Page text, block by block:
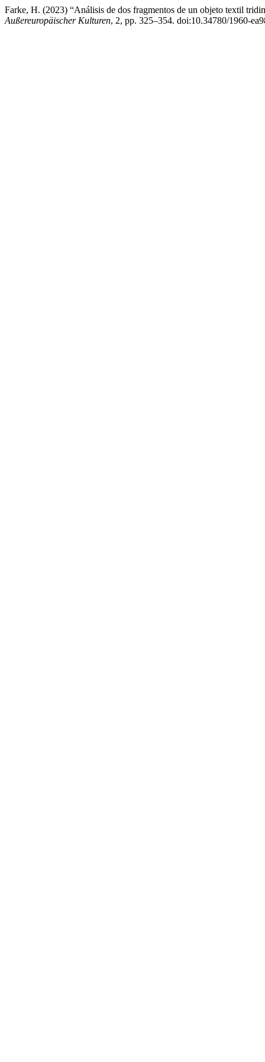
Farke, H. (2023) “Análisis de dos fragmentos de un objeto textil
Außereuropäischer Kulturen, 2, pp. 325–354. doi:10.34780/1960-